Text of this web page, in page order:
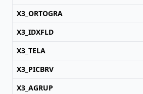
X3_ORTOGRA
X3_IDXFLD
X3_TELA
X3_PICBRV
X3_AGRUP